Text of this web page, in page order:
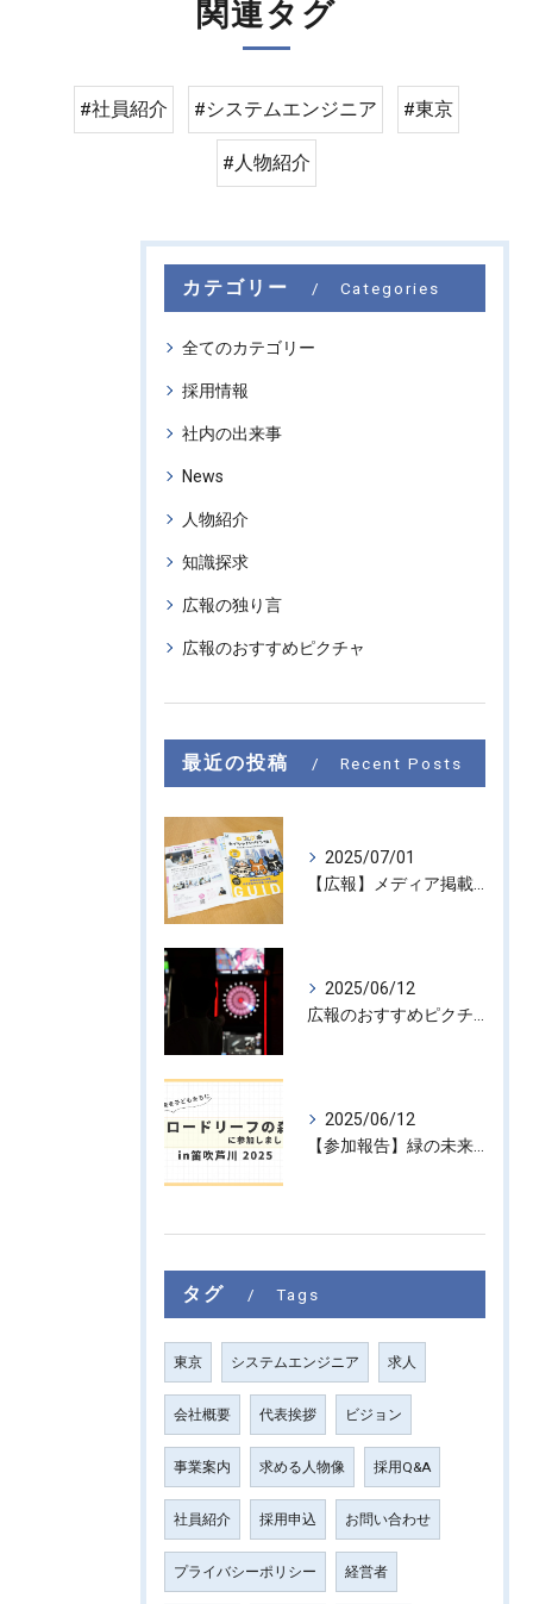
関連タグ
#社員紹介 #システムエンジニア #東京
#人物紹介
カテゴリー Categories
全てのカテゴリー
採用情報
社内の出来事
News
人物紹介
知識探求
広報の独り言
広報のおすすめピクチャ
最近の投稿 Recent Posts
2025/07/01
2025/06/12
2025/06/12
タグ Tags
東京 システムエンジニア 求人
会社概要 代表挨拶 ビジョン
事業案内 求める人物像 採用Q&A
社員紹介 採用申込 お問い合わせ
プライバシーポリシー 経営者